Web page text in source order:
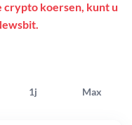
1j Max
crypto koersen, kunt u